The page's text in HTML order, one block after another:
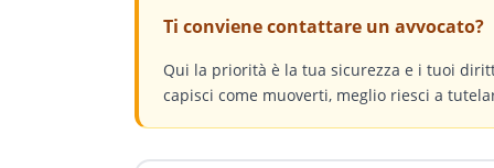
Ti conviene contattare un avvocato?
Qui la priorità è la tua sicurezza e i tuoi
capisci come muoverti, meglio riesci a